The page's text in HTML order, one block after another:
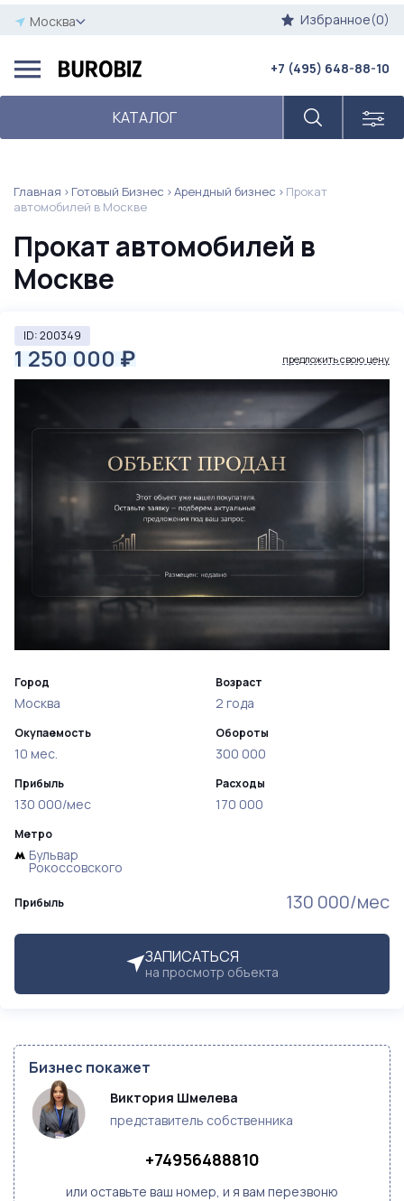
Москва Избранное(0)
КАТАЛОГ
+7 (495) 648-88-10
Главная Готовый Бизнес Арендный бизнес
Прокат
автомобилей в Москве
Прокат автомобилей в
Москве
ID: 200349
1 250 000 ₽ предложить свою цену
Прибыль 130 000/мес
ЗАПИСАТЬСЯ
на просмотр объекта
Город
Москва
Окупаемость
10 мес.
Прибыль
130 000/мес
Возраст
2 года
Обороты
300 000
Расходы
170 000
Метро
Бульвар
Рокоссовского
Бизнес покажет
Виктория Шмелева
представитель собственника
+74956488810
или оставьте ваш номер, и я вам перезвоню